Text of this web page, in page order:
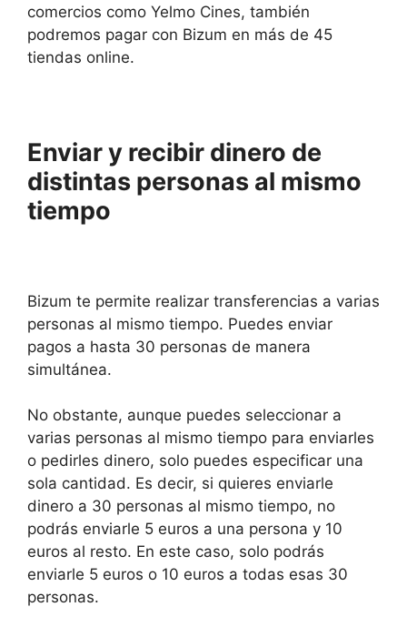
comercios como Yelmo Cines, también
podremos pagar con Bizum en más de 45
tiendas online.
Enviar y recibir dinero de
distintas personas al mismo
tiempo
Bizum te permite realizar transferencias a varias
personas al mismo tiempo. Puedes enviar
pagos a hasta 30 personas de manera
simultánea.
No obstante, aunque puedes seleccionar a
varias personas al mismo tiempo para enviarles
o pedirles dinero, solo puedes especificar una
sola cantidad. Es decir, si quieres enviarle
dinero a 30 personas al mismo tiempo, no
podrás enviarle 5 euros a una persona y 10
euros al resto. En este caso, solo podrás
enviarle 5 euros o 10 euros a todas esas 30
personas.